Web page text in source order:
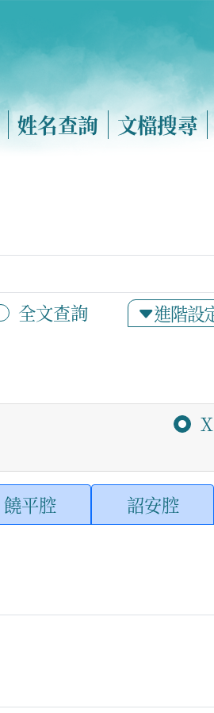
姓名查詢 文檔搜尋
全文查詢 進階設
饒平腔 詔安腔